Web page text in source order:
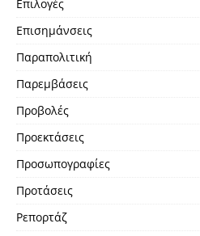
Επιλογές
Επισημάνσεις
Παραπολιτική
Παρεμβάσεις
Προβολές
Προεκτάσεις
Προσωπογραφίες
Προτάσεις
Ρεπορτάζ